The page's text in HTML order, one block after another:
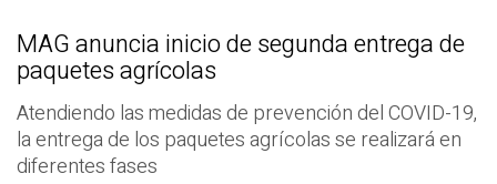
MAG anuncia inicio de segunda entrega de
paquetes agrícolas
Atendiendo las medidas de prevención del COVID-19,
la entrega de los paquetes agrícolas se realizará en
diferentes fases